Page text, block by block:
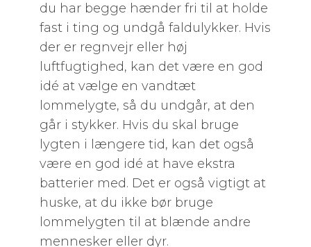
du har begge hænder fri til at holde
fast i ting og undgå faldulykker. Hvis
der er regnvejr eller høj
luftfugtighed, kan det være en god
idé at vælge en vandtæt
lommelygte, så du undgår, at den
går i stykker. Hvis du skal bruge
lygten i længere tid, kan det også
være en god idé at have ekstra
batterier med. Det er også vigtigt at
huske, at du ikke bør bruge
lommelygten til at blænde andre
mennesker eller dyr.